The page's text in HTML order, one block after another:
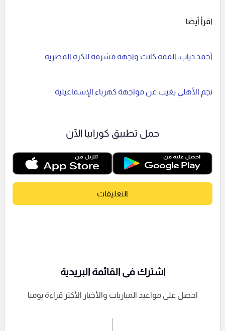
اقرأ أيضا
أحمد دياب: القمة كانت واجهة مشرفة للكرة المصرية
نجم الأهلي يغيب عن مواجهة كهرباء الإسماعيلية
حمل تطبيق كورابيا الآن
التعليقات
اشترك فى القائمة البريدية
احصل على مواعيد المباريات والأخبار الأكثر قراءة يوميا